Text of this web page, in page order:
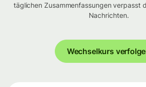
täglichen Zusammenfassungen verpasst
Nachrichten.
Wechselkurs